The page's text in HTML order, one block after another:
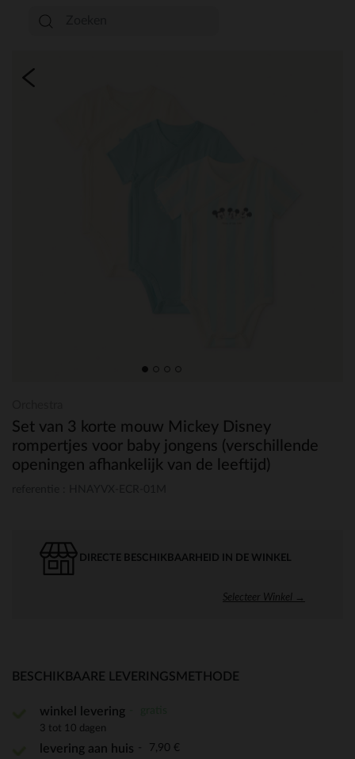
Set van 3 korte mouw Mickey Disney
rompertjes voor baby jongens (verschillende
openingen afhankelijk van de leeftijd)
DIRECTE BESCHIKBAARHEID IN DE WINKEL
Selecteer Winkel →
BESCHIKBAARE LEVERINGSMETHODE
winkel levering
3 tot 10 dagen
levering aan huis 7,90 €